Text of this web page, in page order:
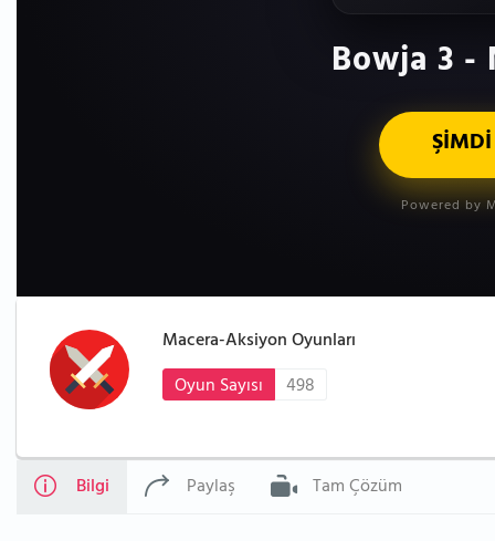
Bowja 3 -
Powered by
Macera-Aksiyon Oyunları
Oyun Sayısı
498
Bilgi Paylaş Tam Çözüm